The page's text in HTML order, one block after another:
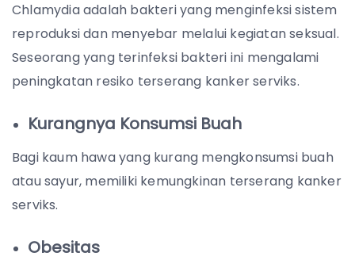
Chlamydia adalah bakteri yang menginfeksi sistem
reproduksi dan menyebar melalui kegiatan seksual.
Seseorang yang terinfeksi bakteri ini mengalami
peningkatan resiko terserang kanker serviks.
Kurangnya Konsumsi Buah
Bagi kaum hawa yang kurang mengkonsumsi buah
atau sayur, memiliki kemungkinan terserang kanker
serviks.
Obesitas